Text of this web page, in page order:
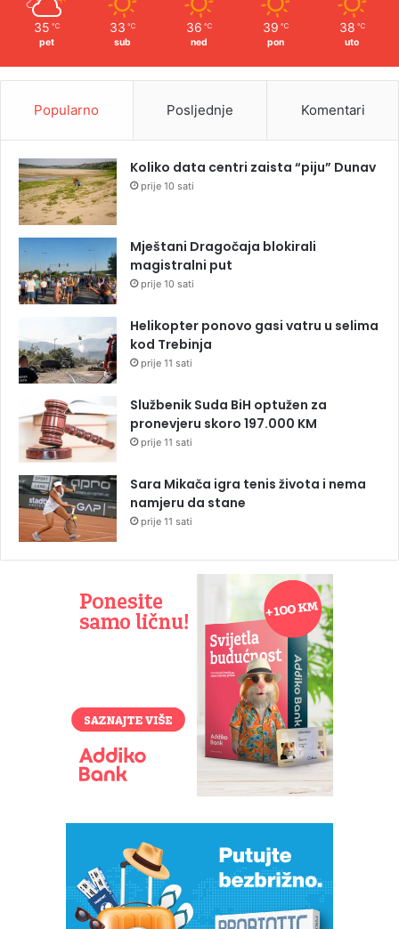
35 ℃
pet
33 ℃
sub
36 ℃
ned
39 ℃
pon
38 ℃
uto
Popularno Posljednje Komentari
Koliko data centri zaista “piju” Dunav
prije 10 sati
Mještani Dragočaja blokirali
magistralni put
prije 10 sati
Helikopter ponovo gasi vatru u selima
kod Trebinja
prije 11 sati
Službenik Suda BiH optužen za
pronevjeru skoro 197.000 KM
prije 11 sati
Sara Mikača igra tenis života i nema
namjeru da stane
prije 11 sati